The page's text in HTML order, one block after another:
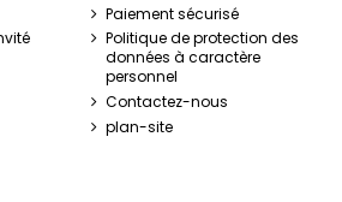
Paiement sécurisé
Politique de protection des
données à caractère
personnel
Contactez-nous
plan-site